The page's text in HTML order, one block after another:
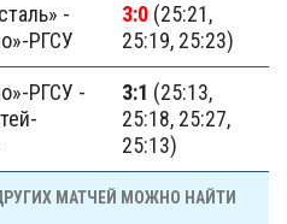
-
РГСУ
3:0 (25:21,
25:19, 25:23)
РГСУ -
3:1 (25:13,
25:18, 25:27,
25:13)
МАТЧЕЙ МОЖНО НАЙТИ